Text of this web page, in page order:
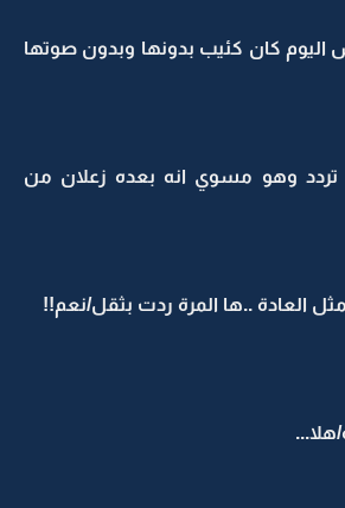
كان كئيب بدونها وبدون صوتها
وهو مسوي انه بعده زعلان من
العادة ..ها المرة ردت بثقل/نعم!!